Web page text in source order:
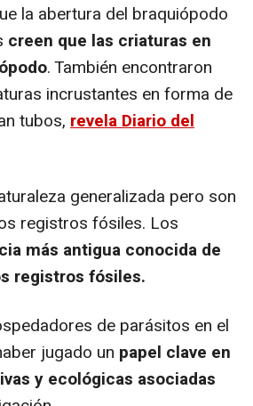
la abertura del braquiópodo
creen que las criaturas en
. También encontraron
incrustantes en forma de
tubos, revela Diario del
generalizada pero son
registros fósiles. Los
más antigua conocida de
registros fósiles.
de parásitos en el
jugado un papel clave en
y ecológicas asociadas